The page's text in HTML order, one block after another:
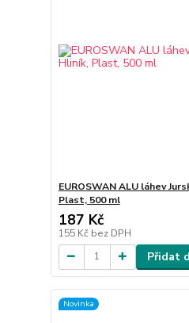
EUROSWAN ALU láhev
Plast, 500 ml
187 Kč
155 Kč bez DPH
Přidat
Novinka